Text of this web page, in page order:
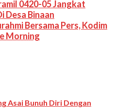
0420-05 Jangkat
Desa Binaan
Bersama Pers, Kodim
Morning
Asai Bunuh Diri Dengan